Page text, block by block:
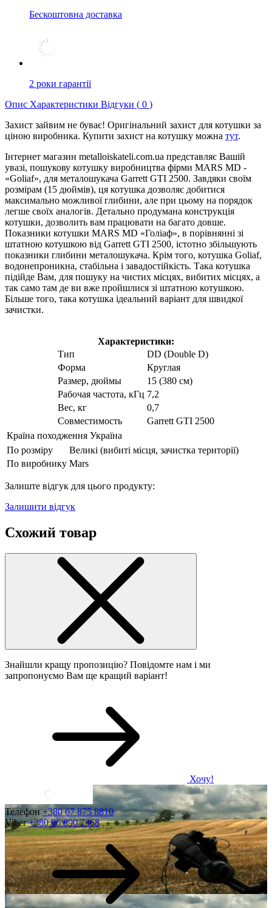
Бескоштовна доставка
2 роки гарантії
Опис Характеристики Відгуки ( 0 )
Захист зайвим не буває! Оригінальний захист для котушки за
ціною виробника. Купити захист на котушку можна тут.
Інтернет магазин metalloiskateli.com.ua представляє Вашій
увазі, пошукову котушку виробництва фірми MARS MD -
«Goliaf», для металошукача Garrett GTI 2500. Завдяки своїм
розмірам (15 дюймів), ця котушка дозволяє добитися
максимально можливої ​​глибини, але при цьому на порядок
легше своїх аналогів. Детально продумана конструкція
котушки, дозволить вам працювати на багато довше.
Показники котушки MARS MD «Голіаф», в порівнянні зі
штатною котушкою від Garrett GTI 2500, істотно збільшують
показники глибини металошукача. Крім того, котушка Goliaf,
водонепроникна, стабільна і завадостійкість. Така котушка
підійде Вам, для пошуку на чистих місцях, вибитих місцях, а
так само там де ви вже пройшлися зі штатною котушкою.
Більше того, така котушка ідеальний варіант для швидкої
зачистки.
Характеристики:
Тип
DD (Double D)
Форма
Круглая
Размер, дюймы
15 (380 см)
Рабочая частота, кГц 7,2
Вес, кг
0,7
Совместимость
Garrett GTI 2500
Країна походження Україна
По розміру
Великі (вибиті місця, зачистка території)
По виробнику Mars
Залиште відгук для цього продукту:
Залишити відгук
Схожий товар
Знайшли кращу пропозицію? Повідомте нам і ми
запропонуємо Вам ще кращий варіант!
Хочу!
Телефон+380 67 875 8810
Viber+380 96 890 7368